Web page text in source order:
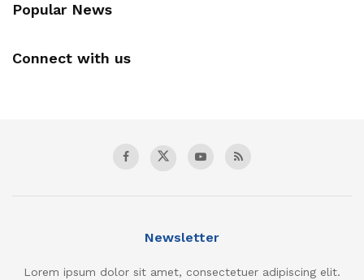
Popular News
Connect with us
Newsletter
Lorem ipsum dolor sit amet, consectetuer adipiscing elit.